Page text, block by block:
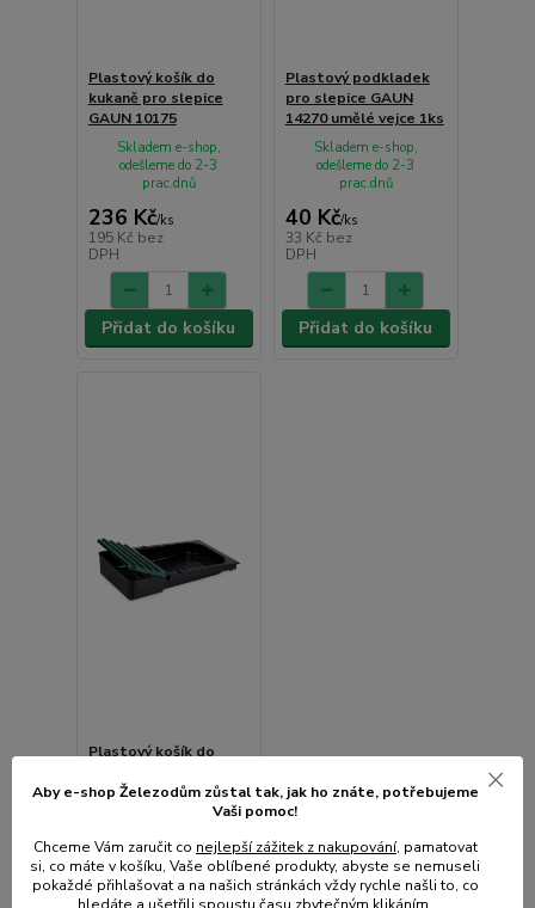
Plastový košík do
kukaně pro slepice
GAUN 10175
236 Kč/ks
195 Kč bez
DPH
Skladem e-shop,
odešleme do 2-3
prac.dnů
Přidat do košíku
Plastový podkladek
pro slepice GAUN
14270 umělé vejce 1ks
40 Kč/ks
33 Kč bez
DPH
Skladem e-shop,
odešleme do 2-3
prac.dnů
Přidat do košíku
Plastový košík do
226 Kč/ks
187 Kčbez
Skladem centrální
sklad | odešleme do 1-3
prac. dnů
Aby e-shop Železodům zůstal tak, jak ho znáte, potřebujeme
Vaši pomoc!
Chceme Vám zaručit co nejlepší zážitek z nakupování, pamatovat
si, co máte v košíku, Vaše oblíbené produkty, abyste se nemuseli
pokaždé přihlašovat a na našich stránkách vždy rychle našli to, co